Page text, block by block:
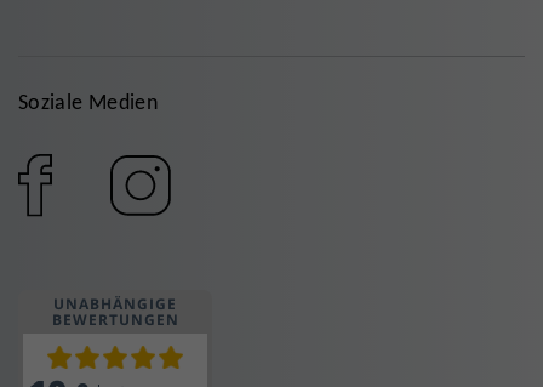
Soziale Medien